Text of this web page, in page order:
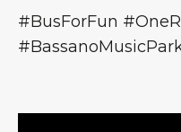
#BusForFun